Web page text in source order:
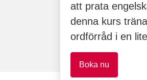
att prata
denna kurs
ordförråd i en
Boka nu